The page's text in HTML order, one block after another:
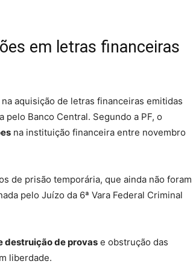
em letras financeiras
aquisição de letras financeiras emitidas
Banco Central. Segundo a PF, o
na instituição financeira entre novembro
de prisão temporária, que ainda não foram
pelo Juízo da 6ª Vara Federal Criminal
destruição de provas e obstrução das
liberdade.